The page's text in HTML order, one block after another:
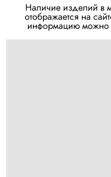
Наличие изделий в
отображается на
информацию можно